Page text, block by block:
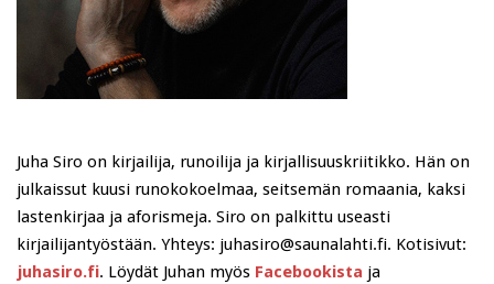
Juha Siro on kirjailija, runoilija ja kirjallisuuskriitikko. Hän on
julkaissut kuusi runokokoelmaa, seitsemän romaania, kaksi
lastenkirjaa ja aforismeja. Siro on palkittu useasti
kirjailijantyöstään. Yhteys: juhasiro@saunalahti.fi. Kotisivut:
juhasiro.fi. Löydät Juhan myös Facebookista ja